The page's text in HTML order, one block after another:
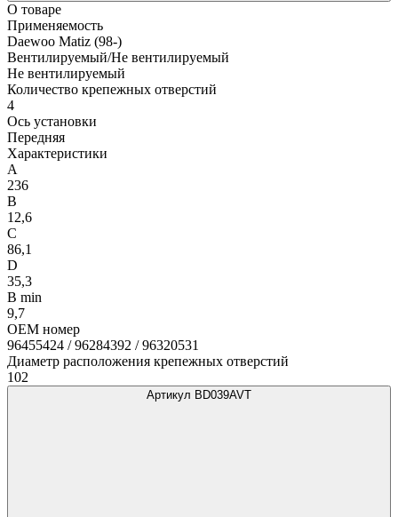
О товаре
Применяемость
Daewoo Matiz (98-)
Вентилируемый/Не вентилируемый
Не вентилируемый
Количество крепежных отверстий
4
Ось установки
Передняя
Характеристики
A
236
B
12,6
C
86,1
D
35,3
B min
9,7
OEM номер
96455424 / 96284392 / 96320531
Диаметр расположения крепежных отверстий
102
Артикул BD039AVT